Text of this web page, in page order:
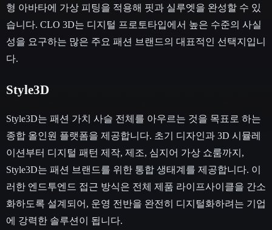
형 아바타에 가상 피팅을 적용해 핏과 실루엣을 완성할 수 있
습니다. CLO 3D는 디지털 프로토타입에서 높은 수준의 사실
성을 요구하는 많은 주요 패션 브랜드의 대표적인 선택지입니
다.
Style3D
Style3D는 패션 가치 사슬 전체를 아우르는 것을 목표로 하는
종합 올인원 플랫폼을 제공합니다. 초기 디자인과 3D 시뮬레
이션부터 디지털 패턴 제작, 제조, 심지어 가상 쇼룸까지,
Style3D는 패션 브랜드를 위한 통합 생태계를 제공합니다. 이
러한 엔드투엔드 접근 방식은 전체 제품 라이프사이클을 간소
화하도록 설계되어, 운영 전반을 완전히 디지털화하려는 기업
에 강력한 솔루션이 됩니다.